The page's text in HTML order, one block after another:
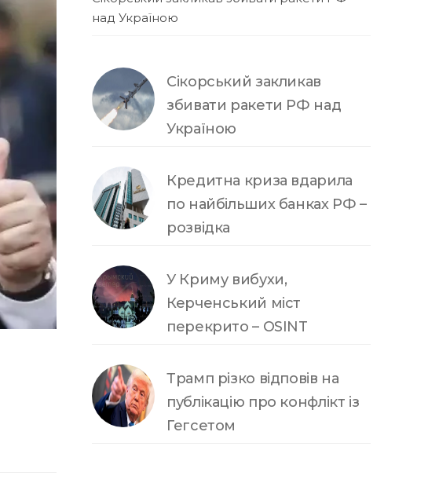
над Україною
Сікорський закликав
збивати ракети РФ над
Україною
Кредитна криза вдарила
по найбільших банках РФ –
розвідка
У Криму вибухи,
Керченський міст
перекрито – OSINT
Трамп різко відповів на
публікацію про конфлікт із
Гегсетом